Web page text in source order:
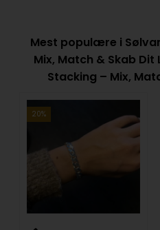
Mest populære i
Mix, Match & Skab
Stacking – Mix,
20%